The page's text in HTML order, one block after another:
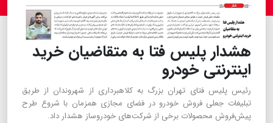
هشدار پلیس فتا به متقاضیان خرید
اینترنتی خودرو
رئیس پلیس فتای تهران بزرگ به کلاهبرداری از شهروندان از طریق
تبلیغات جعلی فروش خودرو در فضای مجازی همزمان با شروع طرح
پیش‌فروش محصولات برخی از شرکت‌های خودروساز هشدار داد.